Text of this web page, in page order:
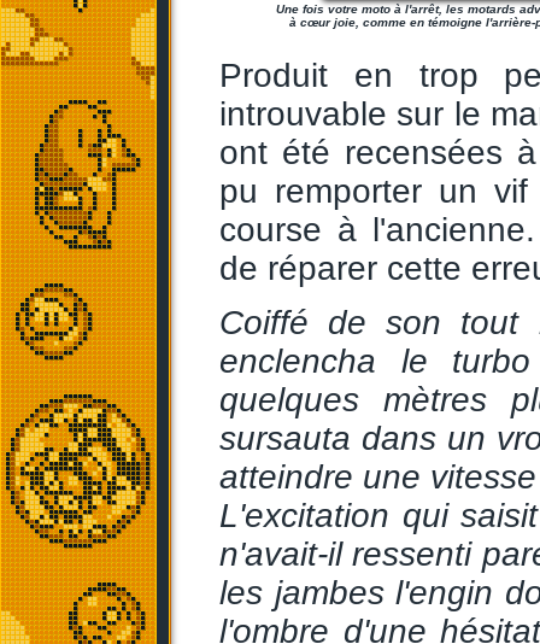
Une fois votre moto à l'arrêt, les motards
à cœur joie, comme en témoigne l'arrière-
Produit en trop
introuvable sur le
ont été recensées
pu remporter un
course à
de réparer cette
Coiffé de son tout
enclencha le
quelques mètres
sursauta dans un
atteindre une
L'excitation qui
n'avait-il ressenti
les jambes l'engin
l'ombre d'une